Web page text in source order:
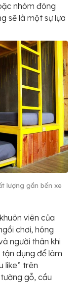
nhóm đông
sẽ là một sự lựa
lượng gần bến xe
viên của
chơi, hóng
người thân khi
dụng để làm
like” trên
gỗ, cầu